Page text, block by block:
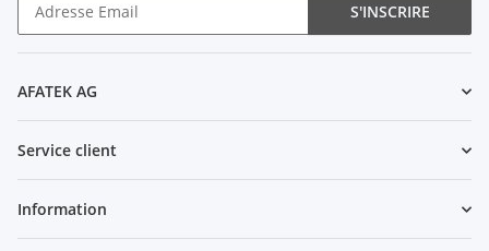
S'INSCRIRE
AFATEK AG
Service client
Information